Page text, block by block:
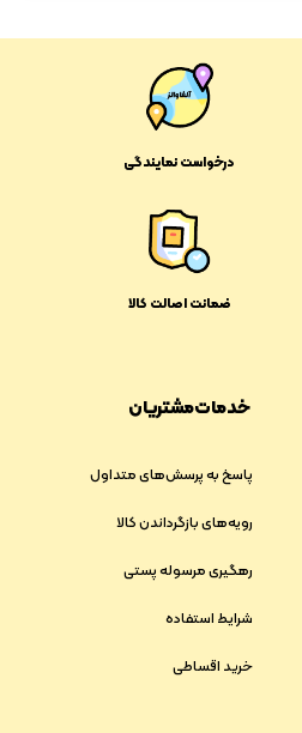
درخواست نمایندگی
ضمانت اصالت کالا
خدمات مشتریان
پاسخ به پرسش‌های متداول
رویه‌های بازگرداندن کالا
رهگیری مرسوله پستی
شرایط استفاده
خرید اقساطی